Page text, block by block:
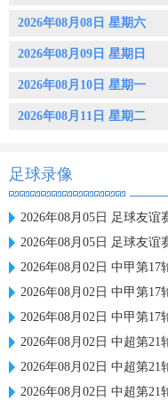
2026年08月08日 星期六
2026年08月09日 星期日
2026年08月10日 星期一
2026年08月11日 星期二
足球录像
2026年08月05日 足球友
2026年08月05日 足球友
2026年08月02日 中甲第
2026年08月02日 中甲第
2026年08月02日 中甲第
2026年08月02日 中超第
2026年08月02日 中超第
2026年08月02日 中超第